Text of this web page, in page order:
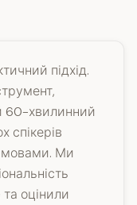
підхід.
60-хвилинний
спікерів
мовами. Ми
оцінили